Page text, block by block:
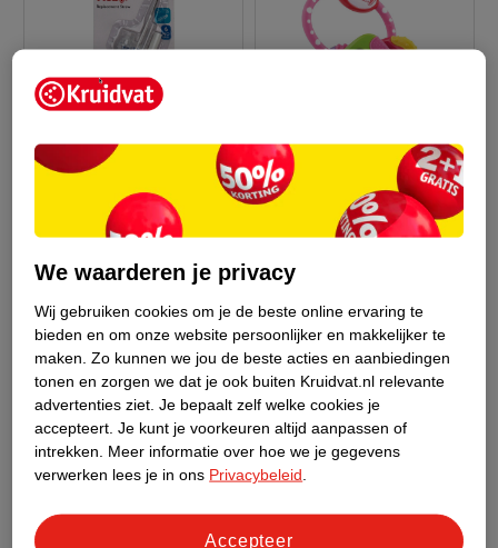
Nûby Flip-It
Vervangset Met Anti-
Lekrietje
5.99
9
Nûby 3+M
Koelbijtsleutels
We waarderen je privacy
Wij gebruiken cookies om je de beste online ervaring te
bieden en om onze website persoonlijker en makkelijker te
maken. Zo kunnen we jou de beste acties en aanbiedingen
tonen en zorgen we dat je ook buiten Kruidvat.nl relevante
advertenties ziet. Je bepaalt zelf welke cookies je
accepteert. Je kunt je voorkeuren altijd aanpassen of
intrekken.
Meer informatie over hoe we je gegevens
verwerken lees je in ons Privacybeleid
Accepteer